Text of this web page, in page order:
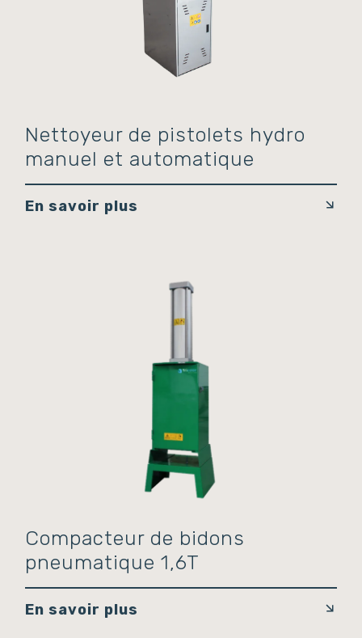
Nettoyeur de pistolets hydro
manuel et automatique
En savoir plus
Compacteur de bidons
pneumatique 1,6T
En savoir plus